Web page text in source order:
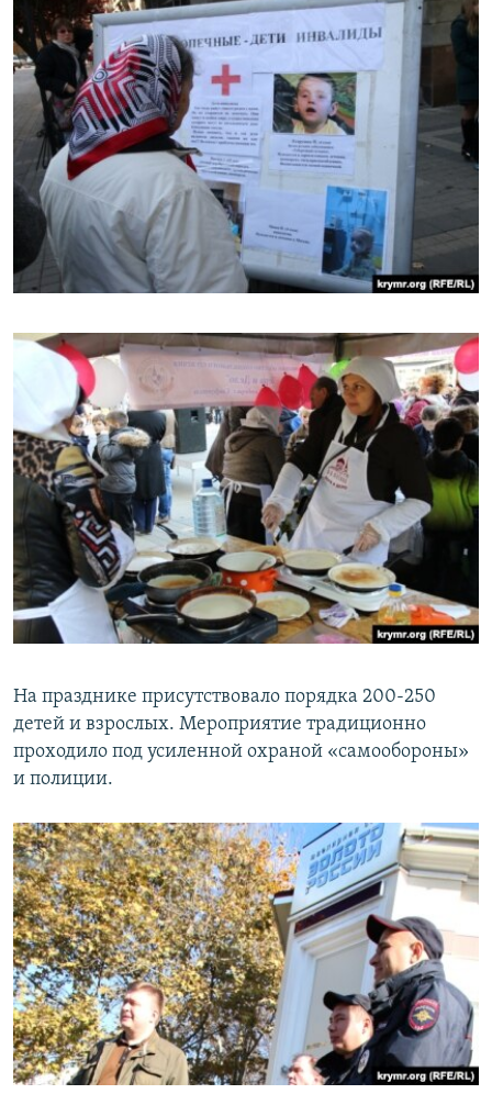
На празднике присутствовало порядка 200-250
детей и взрослых. Мероприятие традиционно
проходило под усиленной охраной «самообороны»
и полиции.